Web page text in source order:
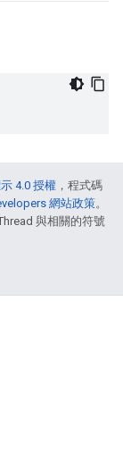
4.0 授權 ，程式碼
網站政策。
與相關的符號